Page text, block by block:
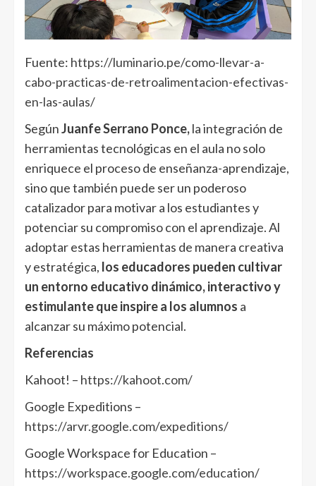
Fuente: https://luminario.pe/como-llevar-a-
cabo-practicas-de-retroalimentacion-efectivas-
en-las-aulas/
SegúnJuanfe Serrano Ponce,la integración de
herramientas tecnológicas en el aula no solo
enriquece el proceso de enseñanza-aprendizaje,
sino que también puede ser un poderoso
catalizador para motivar a los estudiantes y
potenciar su compromiso con el aprendizaje. Al
adoptar estas herramientas de manera creativa
y estratégica, los educadores pueden cultivar
un entorno educativo dinámico, interactivo y
estimulante que inspire a los alumnos a
alcanzar su máximo potencial.
Referencias
Kahoot! – https://kahoot.com/
Google Expeditions –
https://arvr.google.com/expeditions/
Google Workspace for Education –
https://workspace.google.com/education/